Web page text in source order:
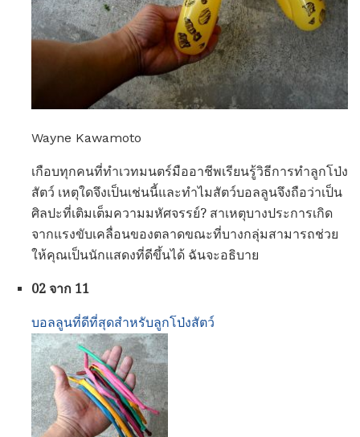
Wayne Kawamoto
เกือบทุกคนที่ทำเวทมนตร์มืออาชีพเรียนรู้วิธีการทำลูกโป่ง
สัตว์ เหตุใดจึงเป็นเช่นนี้และทำไมสัตว์บอลลูนจึงถือว่าเป็น
ศิลปะที่เติมเต็มความมหัศจรรย์? สาเหตุบางประการเกิด
จากแรงขับเคลื่อนของตลาดขณะที่บางกลุ่มสามารถช่วย
ให้คุณเป็นนักแสดงที่ดีขึ้นได้ ฉันจะอธิบาย
02 จาก 11
บอลลูนที่ดีที่สุดสำหรับลูกโป่งสัตว์